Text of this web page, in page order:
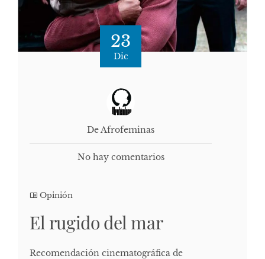
23
Dic
De Afrofeminas
No hay comentarios
Opinión
El rugido del mar
Recomendación cinematográfica de